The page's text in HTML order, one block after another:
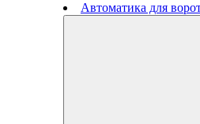
Автоматика для